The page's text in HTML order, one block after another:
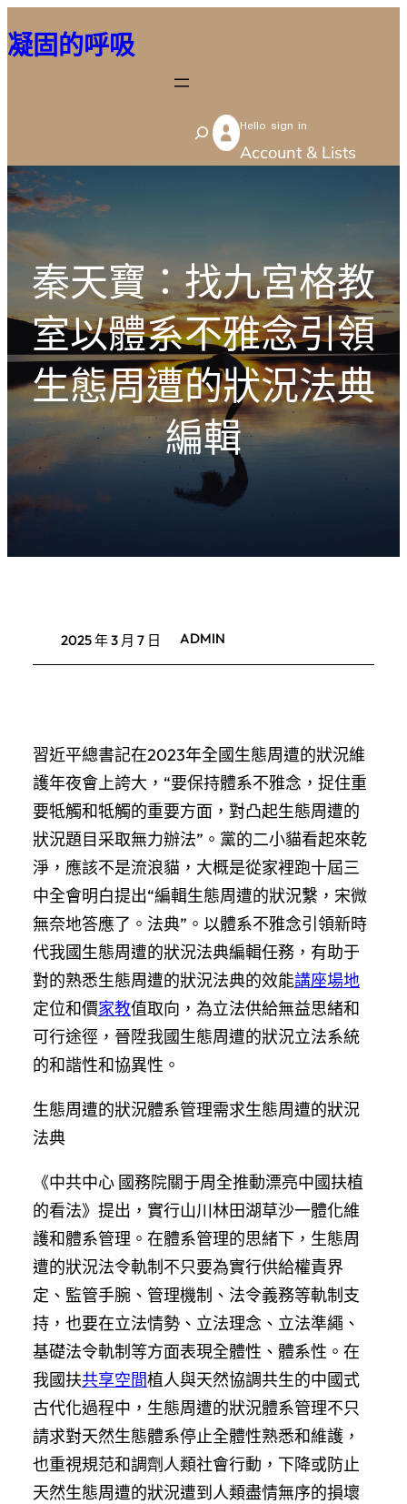
至
容
凝固的呼吸
S
e
h
Hello sign in
Account & Lists
秦天寶：找九宮格教
室以體系不雅念引領
生態周遭的狀況法典
編輯
2025 年 3 月 7 日 ADMIN
習近平總書記在2023年全國生態周遭的狀況維
護年夜會上誇大，“要保持體系不雅念，捉住重
要牴觸和牴觸的重要方面，對凸起生態周遭的
狀況題目采取無力辦法”。黨的二小貓看起來乾
淨，應該不是流浪貓，大概是從家裡跑十屆三
中全會明白提出“編輯生態周遭的狀況繫，宋微
無奈地答應了。法典”。以體系不雅念引領新時
代我國生態周遭的狀況法典編輯任務，有助于
對的熟悉生態周遭的狀況法典的效能講座場地
定位和價家教值取向，為立法供給無益思緒和
可行途徑，晉陞我國生態周遭的狀況立法系統
的和諧性和協異性。
生態周遭的狀況體系管理需求生態周遭的狀況
法典
《中共中心 國務院關于周全推動漂亮中國扶植
的看法》提出，實行山川林田湖草沙一體化維
護和體系管理。在體系管理的思緒下，生態周
遭的狀況法令軌制不只要為實行供給權責界
定、監管手腕、管理機制、法令義務等軌制支
持，也要在立法情勢、立法理念、立法準繩、
基礎法令軌制等方面表現全體性、體系性。在
我國扶共享空間植人與天然協調共生的中國式
古代化過程中，生態周遭的狀況體系管理不只
請求對天然生態體系停止全體性熟悉和維護，
也重視規范和調劑人類社會行動，下降或防止
天然生態周遭的狀況遭到人類盡情無序的損壞